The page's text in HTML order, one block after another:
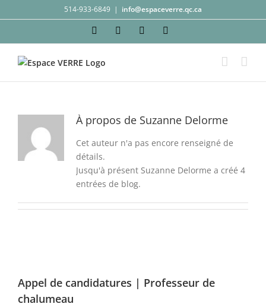
au
514-933-6849 | info@espaceverre.qc.ca
FacebookInstagramYouTube
À propos de Suzanne Delorme
Cet auteur n'a pas encore renseigné de
détails.
Jusqu'à présent Suzanne Delorme a créé 4
entrées de blog.
Appel de candidatures | Professeur de
chalumeau